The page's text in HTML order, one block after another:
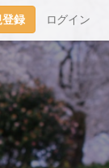
登録 ログイン